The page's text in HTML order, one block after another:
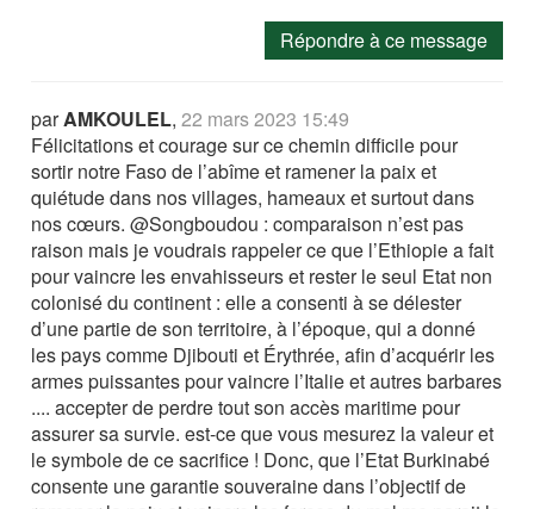
Répondre à ce message
parAMKOULEL,22 mars 2023 15:49
Félicitations et courage sur ce chemin difficile pour
sortir notre Faso de l’abîme et ramener la paix et
quiétude dans nos villages, hameaux et surtout dans
nos cœurs. @Songboudou : comparaison n’est pas
raison mais je voudrais rappeler ce que l’Ethiopie a fait
pour vaincre les envahisseurs et rester le seul Etat non
colonisé du continent : elle a consenti à se délester
d’une partie de son territoire, à l’époque, qui a donné
les pays comme Djibouti et Érythrée, afin d’acquérir les
armes puissantes pour vaincre l’Italie et autres barbares
.... accepter de perdre tout son accès maritime pour
assurer sa survie. est-ce que vous mesurez la valeur et
le symbole de ce sacrifice ! Donc, que l’Etat Burkinabé
consente une garantie souveraine dans l’objectif de